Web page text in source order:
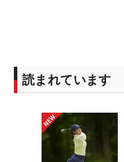
読まれています